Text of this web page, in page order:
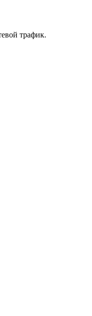
трафик.